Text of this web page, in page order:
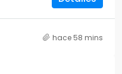
hace 58 mins